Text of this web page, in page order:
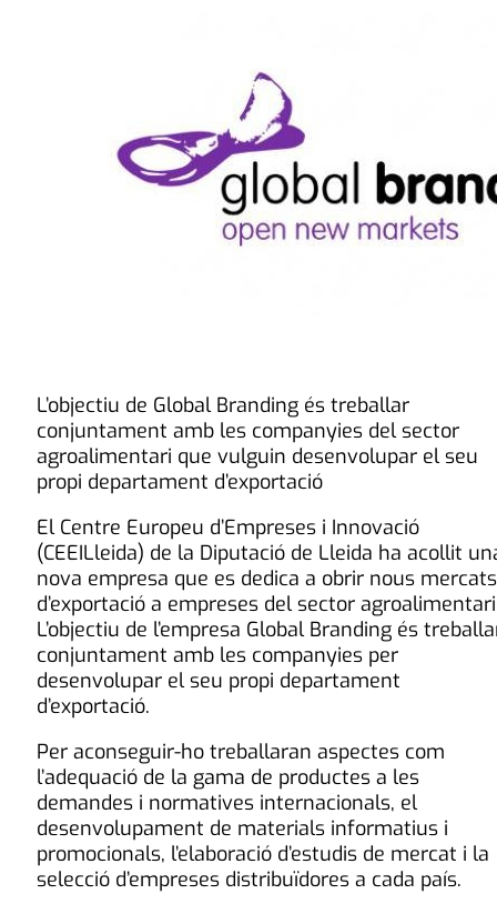
L’objectiu de Global Branding és treballar
conjuntament amb les companyies del sector
agroalimentari que vulguin desenvolupar el seu
propi departament d’exportació
El Centre Europeu d’Empreses i Innovació
(CEEILleida) de la Diputació de Lleida ha acollit
nova empresa que es dedica a obrir nous mercats
d’exportació a empreses del sector
L’objectiu de l’empresa Global Branding és
conjuntament amb les companyies per
desenvolupar el seu propi departament
d’exportació.
Per aconseguir-ho treballaran aspectes com
l’adequació de la gama de productes a les
demandes i normatives internacionals, el
desenvolupament de materials informatius i
promocionals, l’elaboració d’estudis de mercat i la
selecció d’empreses distribuïdores a cada país.